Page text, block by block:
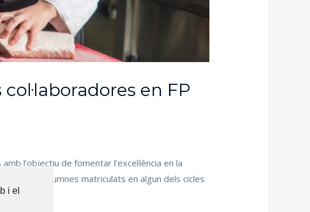
en FP
l’objectiu de fomentar l’excel·lència en la
alumnes matriculats en algun dels cicles
i el